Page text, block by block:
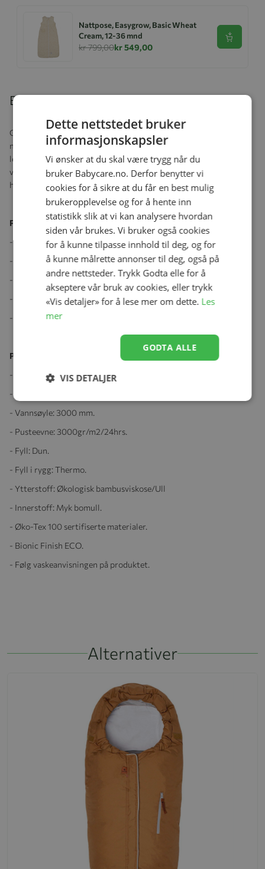
Nattpose, Easygrow, Basic Wheat
Cream, 12-36 mnd
kr 799,00kr 549,00
Se
Beskrivelse
Grandma Saga er en ny strikk i Grandma serien, en helårspose i
myk bambusviskose, ull, dun. Posen er beregnet på helårsbruk og
leveres med avtakbar dundyne. Med dynen er posen varm nok for
vinterhalvåret og når våren kommer tas dynen ut og du får en
herlig vårpose.
Produktegenskaper.
- Beregnet på helårsbruk.
- Leveres med avtakbar dundyne.
- Fylt med dun og Down touch
- Vindtett.
- Hull til 5-punktsseler.
Produktspesifikasjoner:
- Lenge: 110 cm.
- Bredde: 52 cm.
- Vannsøyle: 3000 mm.
- Pusteevne: 3000gr/m2/24hrs.
- Fyll: Dun.
- Fyll i rygg: Thermo.
- Ytterstoff: Økologisk bambusviskose/Ull
- Innerstoff: Myk bomull.
- Øko-Tex 100 sertifiserte materialer.
- Bionic Finish ECO.
- Følg vaskeanvisningen på produktet.
Alternativer
Dette nettstedet bruker
informasjonskapsler
Vi ønsker at du skal være trygg når du
bruker Babycare.no. Derfor benytter vi
cookies for å sikre at du får en best mulig
brukeropplevelse og for å hente inn
statistikk slik at vi kan analysere hvordan
siden vår brukes. Vi bruker også cookies
for å kunne tilpasse innhold til deg, og for
å kunne målrette annonser til deg, også på
andre nettsteder. Trykk Godta elle for å
akseptere vår bruk av cookies, eller trykk
«Vis detaljer» for å lese mer om dette. Les
mer
GODTA ALLE
VIS DETALJER